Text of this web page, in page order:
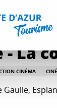
& Agenda
- La
CINÉMA
Gaulle,